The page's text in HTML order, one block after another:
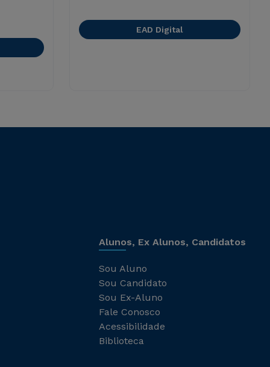
EAD Digital
Alunos, Ex Alunos, Candidatos
Sou Aluno
Sou Candidato
Sou Ex-Aluno
Fale Conosco
Acessibilidade
Biblioteca